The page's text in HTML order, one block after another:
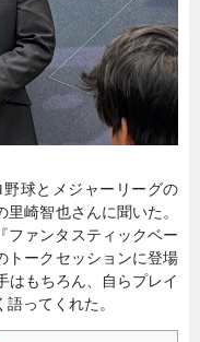
エンタメ
球とメジャーリーグの
崎智也さんに聞いた。
ファンタスティックベー
トークセッションに登場
はもちろん、自らプレイ
ってくれた。